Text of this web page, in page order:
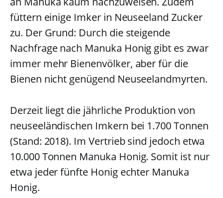
füttern einige Imker in Neuseeland Zucker
zu. Der Grund: Durch die steigende
Nachfrage nach Manuka Honig gibt es zwar
immer mehr Bienenvölker, aber für die
Bienen nicht genügend Neuseelandmyrten.
Derzeit liegt die jährliche Produktion von
neuseeländischen Imkern bei 1.700 Tonnen
(Stand: 2018). Im Vertrieb sind jedoch etwa
10.000 Tonnen Manuka Honig. Somit ist nur
etwa jeder fünfte Honig echter Manuka
Honig.